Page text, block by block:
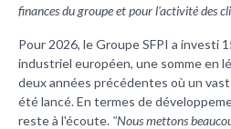
finances du groupe et pour l'activité des
Pour 2026, le Groupe SFPI a investi
industriel européen, une somme en
deux années précédentes où un
été lancé. En termes de
reste à l'écoute. "Nous mettons